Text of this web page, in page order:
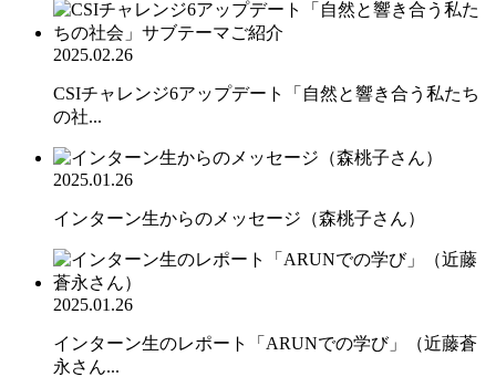
2025.02.26
CSIチャレンジ6アップデート「自然と響き合う私たち
の社...
2025.01.26
インターン生からのメッセージ（森桃子さん）
2025.01.26
インターン生のレポート「ARUNでの学び」（近藤蒼
永さん...